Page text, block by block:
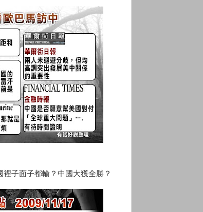
子面子都輸？中國大獲全勝？